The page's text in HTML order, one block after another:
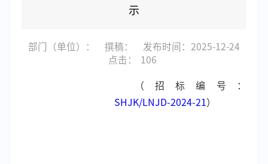
示
部门（单位）： 撰稿：
发布时间：2025-12-24
点击：
106
（招标编号：
SHJK/LNJD-2024-21 ）